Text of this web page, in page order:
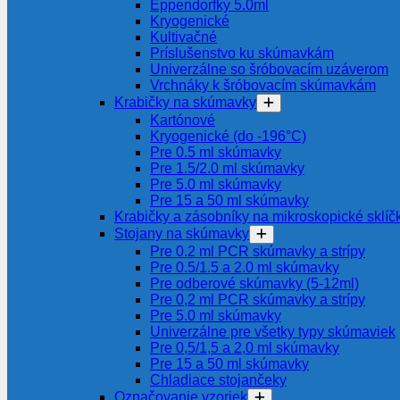
Eppendorfky 5.0ml
Kryogenické
Kultivačné
Príslušenstvo ku skúmavkám
Univerzálne so šróbovacím uzáverom
Vrchnáky k šróbovacím skúmavkám
Krabičky na skúmavky
Kartónové
Kryogenické (do -196°C)
Pre 0.5 ml skúmavky
Pre 1.5/2.0 ml skúmavky
Pre 5.0 ml skúmavky
Pre 15 a 50 ml skúmavky
Krabičky a zásobníky na mikroskopické
Stojany na skúmavky
Pre 0.2 ml PCR skúmavky a strípy
Pre 0.5/1.5 a 2.0 ml skúmavky
Pre odberové skúmavky (5-12ml)
Pre 0,2 ml PCR skúmavky a strípy
Pre 5.0 ml skúmavky
Univerzálne pre všetky typy skúmaviek
Pre 0,5/1,5 a 2,0 ml skúmavky
Pre 15 a 50 ml skúmavky
Chladiace stojančeky
Označovanie vzoriek